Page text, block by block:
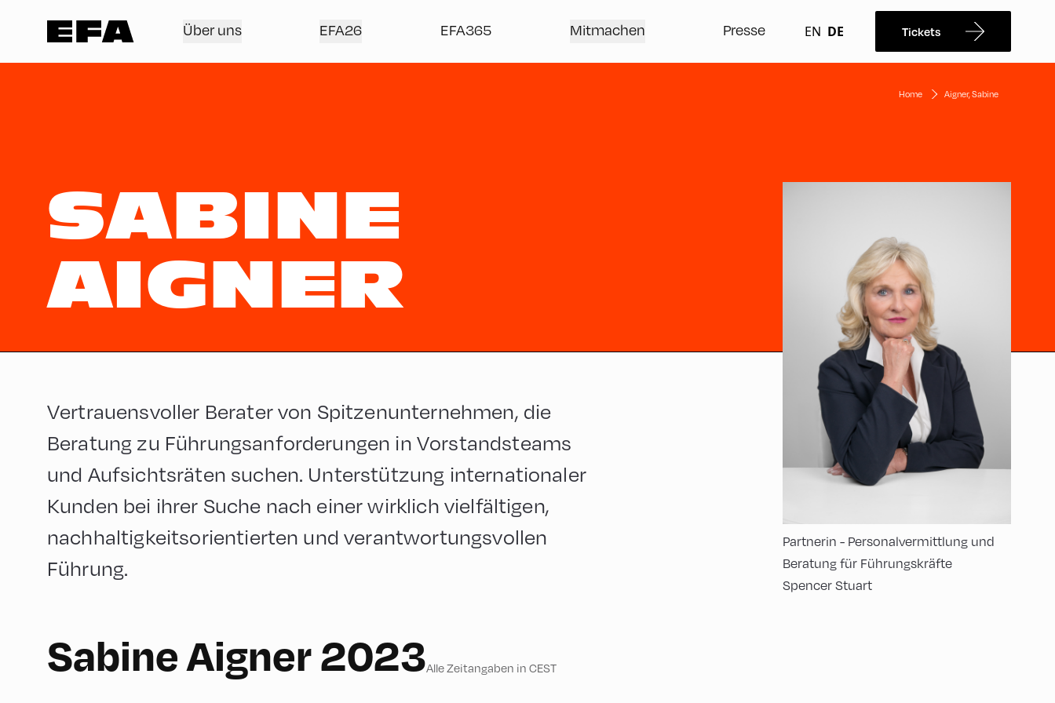
Über uns EFA26 EFA365 Mitmachen Presse EN DE Tickets
Home Aigner, Sabine
SABINE
AIGNER
Partnerin - Personalvermittlung und
Beratung für Führungskräfte
Spencer Stuart
Vertrauensvoller Berater von Spitzenunternehmen, die
Beratung zu Führungsanforderungen in Vorstandsteams
und Aufsichtsräten suchen. Unterstützung internationaler
Kunden bei ihrer Suche nach einer wirklich vielfältigen,
nachhaltigkeitsorientierten und verantwortungsvollen
Führung.
Sabine Aigner 2023Alle Zeitangaben in CEST